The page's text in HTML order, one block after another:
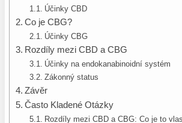
Účinky CBD
Co je CBG?
Účinky CBG
Rozdíly mezi CBD a CBG
Účinky na endokanabinoidní systém
Zákonný status
Závěr
Často Kladené Otázky
Rozdíly mezi CBD a CBG: Co je to